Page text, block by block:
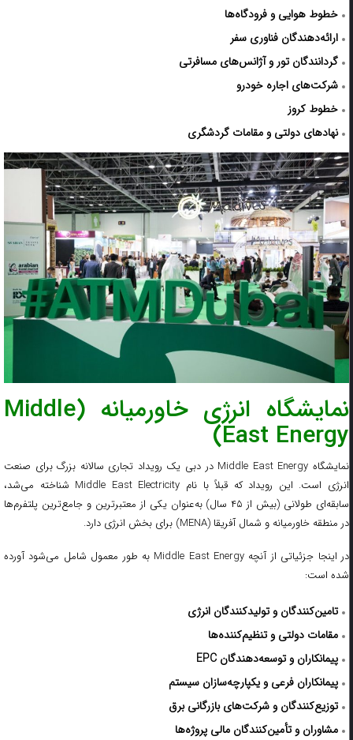
خطوط هوایی و فرودگاه‌ها
ارائه‌دهندگان فناوری سفر
گردانندگان تور و آژانس‌های مسافرتی
شرکت‌های اجاره خودرو
خطوط کروز
نهادهای دولتی و مقامات گردشگری
نمایشگاه انرژی خاورمیانه (Middle
East Energy)
نمایشگاه Middle East Energy در دبی یک رویداد تجاری سالانه بزرگ برای صنعت
انرژی است. این رویداد که قبلاً با نام Middle East Electricity شناخته می‌شد،
سابقه‌ای طولانی (بیش از ۴۵ سال) به‌عنوان یکی از معتبرترین و جامع‌ترین پلتفرم‌ها
در منطقه خاورمیانه و شمال آفریقا (MENA) برای بخش انرژی دارد.
در اینجا جزئیاتی از آنچه Middle East Energy به طور معمول شامل می‌شود آورده
شده است:
تامین‌کنندگان و تولیدکنندگان انرژی
مقامات دولتی و تنظیم‌کننده‌ها
پیمانکاران و توسعه‌دهندگان EPC
پیمانکاران فرعی و یکپارچه‌سازان سیستم
توزیع‌کنندگان و شرکت‌های بازرگانی برق
مشاوران و تأمین‌کنندگان مالی پروژه‌ها